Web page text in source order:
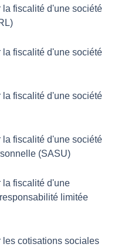
la fiscalité d'une société
la fiscalité d'une société
la fiscalité d'une société
la fiscalité d'une société
(SASU)
la fiscalité d'une
limitée
les cotisations sociales